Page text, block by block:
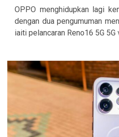
OPPO menghidupkan lagi
dengan dua pengumuman
iaiti pelancaran Reno16 5G 5G